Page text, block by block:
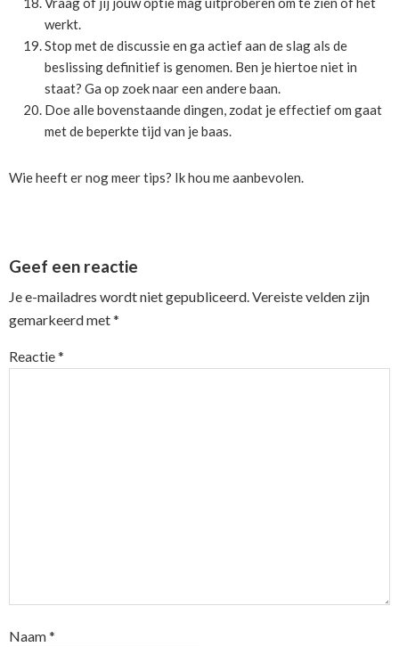
werkt.
Stop met de discussie en ga actief aan de slag als de
beslissing definitief is genomen. Ben je hiertoe niet in
staat? Ga op zoek naar een andere baan.
Doe alle bovenstaande dingen, zodat je effectief om gaat
met de beperkte tijd van je baas.
Wie heeft er nog meer tips? Ik hou me aanbevolen.
Interactions
Geef een reactie
Je e-mailadres wordt niet gepubliceerd.Vereiste velden zijn
gemarkeerd met*
Reactie*
Naam*